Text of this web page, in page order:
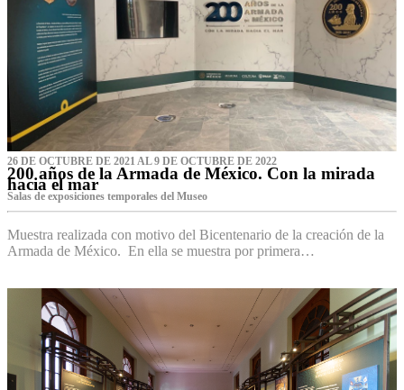
26 DE OCTUBRE DE 2021 AL 9 DE OCTUBRE DE 2022
200 años de la Armada de México. Con la mirada
hacia el mar
Salas de exposiciones temporales del Museo‌
Muestra realizada con motivo del Bicentenario de la creación de la
Armada de México. En ella se muestra por primera…